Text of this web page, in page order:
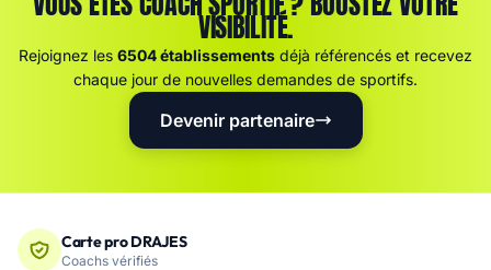
VISIBILITÉ.
Rejoignez les 6504 établissements déjà référencés et recevez
chaque jour de nouvelles demandes de sportifs.
Devenir partenaire
Carte pro DRAJES
Coachs vérifiés